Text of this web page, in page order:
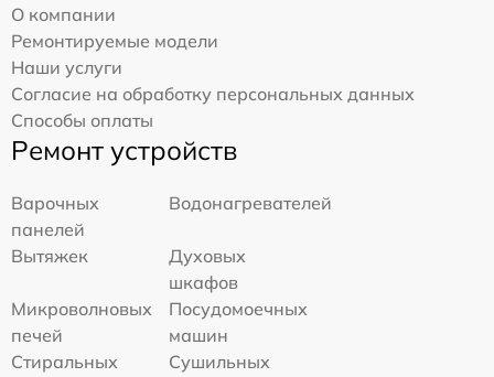
О компании
Ремонтируемые модели
Наши услуги
Согласие на обработку персональных данных
Способы оплаты
Ремонт устройств
Варочных
панелей
Водонагревателей
Вытяжек
Духовых
шкафов
Микроволновых
печей
Посудомоечных
машин
Стиральных
Сушильных